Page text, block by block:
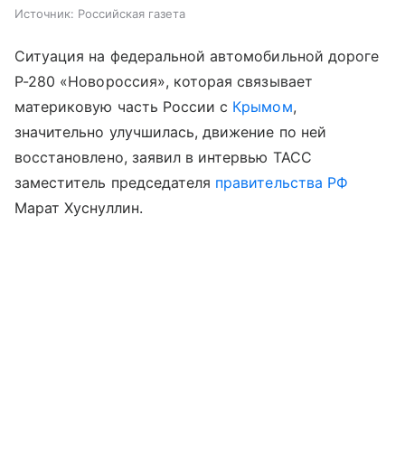
Источник: Российская газета
Ситуация на федеральной автомобильной дороге
Р-280 «Новороссия», которая связывает
материковую часть России с Крымом,
значительно улучшилась, движение по ней
восстановлено, заявил в интервью ТАСС
заместитель председателя правительства РФ
Марат Хуснуллин.